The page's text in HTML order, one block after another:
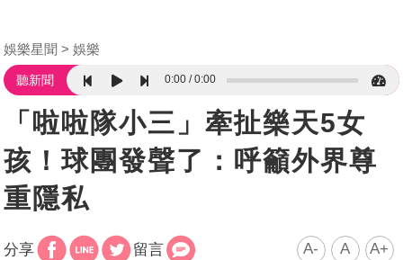
娛樂星聞 娛樂
聽新聞 0:00 0:00
「啦啦隊小三」牽扯樂天5女
孩！球團發聲了：呼籲外界尊
重隱私
分享 留言 A- A A+